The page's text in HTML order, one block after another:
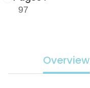
97
Overview